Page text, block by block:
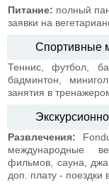
Питание: полный
заявки на
Спортивные
Теннис, футбол,
бадминтон,
занятия в
Развлечения:
международные
фильмов, сауна,
доп. плату - поездки